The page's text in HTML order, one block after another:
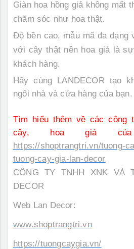
Giàn hoa hồng giả không mất
chăm sóc như hoa thật.
Độ bền cao, mẫu mã đa dạng
với cây thật nên hoa giả là
khách hàng.
Hãy cùng LANDECOR tạo
ngôi nhà và cửa hàng của bạn.
Tìm hiểu thêm về các công
cây, hoa giả của
https://shoptrangtri.vn/tuong-
tuong-cay-gia-lan-decor
CÔNG TY TNHH XNK VÀ
DECOR
Web Lan Decor:
www.shoptrangtri.vn
https://tuongcaygia.vn/